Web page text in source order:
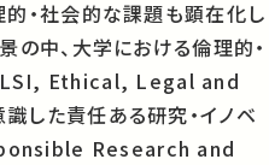
的・社会的な課題も顕在化し
の中、大学における倫理的・
ELSI, Ethical, Legal and
した責任ある研究・イノベ
Research and